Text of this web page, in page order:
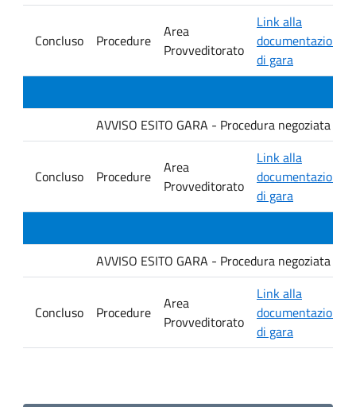
Concluso Procedure
Area
Provveditorato
Link alla
documentazione
di gara
AVVISO ESITO GARA - Procedura negoziata
Concluso Procedure
Area
Provveditorato
Link alla
documentazione
di gara
AVVISO ESITO GARA - Procedura negoziata
Concluso Procedure
Area
Provveditorato
Link alla
documentazione
di gara